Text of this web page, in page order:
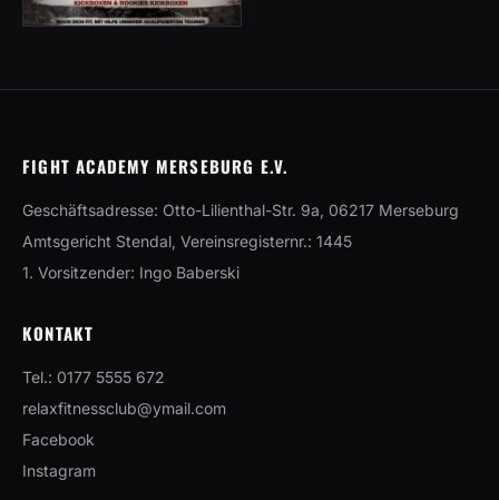
FIGHT ACADEMY MERSEBURG E.V.
Geschäftsadresse: Otto-Lilienthal-Str. 9a, 06217 Merseburg
Amtsgericht Stendal, Vereinsregisternr.: 1445
1. Vorsitzender: Ingo Baberski
KONTAKT
Tel.: 0177 5555 672
relaxfitnessclub@ymail.com
Facebook
Instagram